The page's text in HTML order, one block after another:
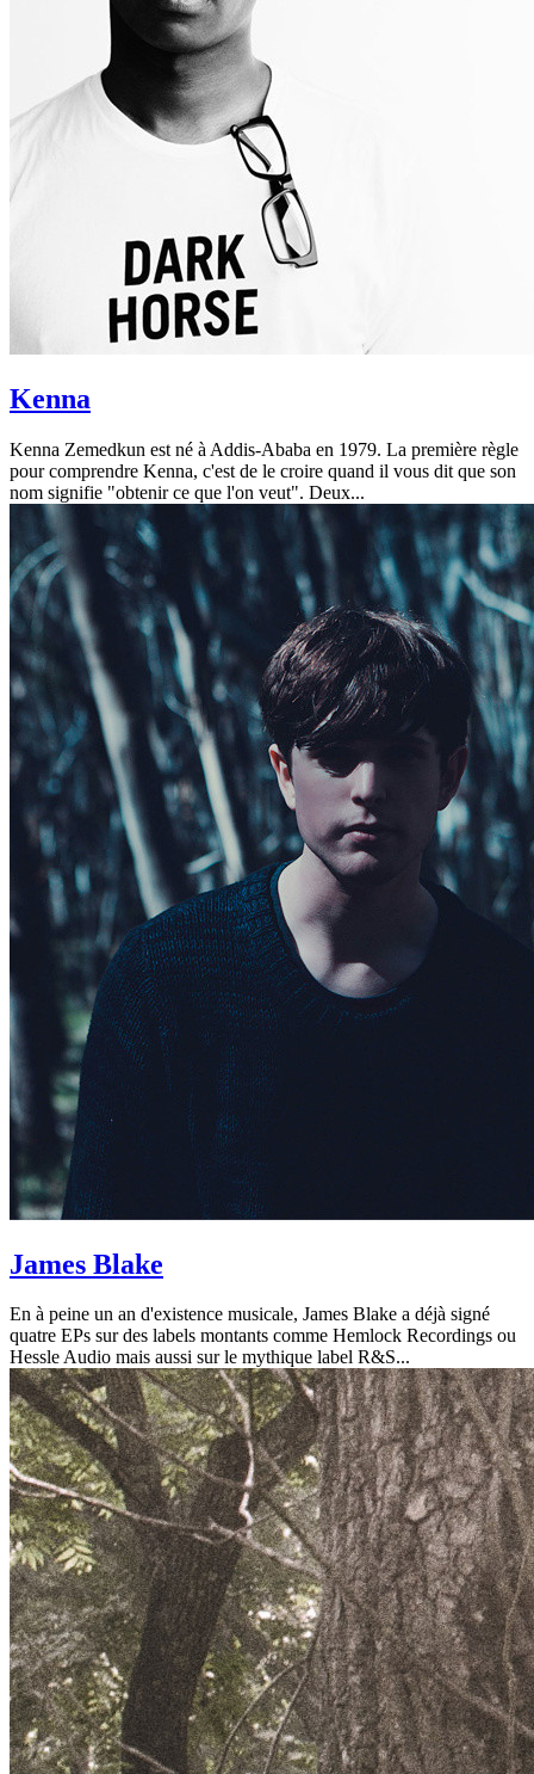
Kenna
Kenna Zemedkun est né à Addis-Ababa en 1979. La première règle
pour comprendre Kenna, c'est de le croire quand il vous dit que son
nom signifie "obtenir ce que l'on veut". Deux...
James Blake
En à peine un an d'existence musicale, James Blake a déjà signé
quatre EPs sur des labels montants comme Hemlock Recordings ou
Hessle Audio mais aussi sur le mythique label R&S...